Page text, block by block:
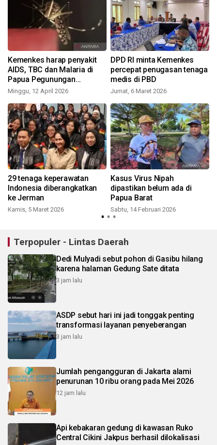
Kemenkes harap penyakit
AIDS, TBC dan Malaria di
Papua Pegunungan
ditangani secara serius
Minggu, 12 April 2026
DPD RI minta Kemenkes
percepat penugasan tenaga
medis di PBD
Jumat, 6 Maret 2026
29 tenaga keperawatan
Indonesia diberangkatkan
ke Jerman
Kamis, 5 Maret 2026
Kasus Virus Nipah
dipastikan belum ada di
Papua Barat
Sabtu, 14 Februari 2026
Terpopuler - Lintas Daerah
Dedi Mulyadi sebut pohon di Gasibu hilang
karena halaman Gedung Sate ditata
3 jam lalu
ASDP sebut hari ini jadi tonggak penting
transformasi layanan penyeberangan
3 jam lalu
Jumlah pengangguran di Jakarta alami
penurunan 10 ribu orang pada Mei 2026
12 jam lalu
Api kebakaran gedung di kawasan Ruko
Central Cikini Jakpus berhasil dilokalisasi